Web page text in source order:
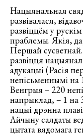
Нацыянальная
развівалася,
развіццём у
праблемы. Якія,
Першай
развіцця
адукацыі (Расія
непісьменнымі на
Венгрыя – 220
напрыклад, – 1 на
нацыі дрэнна
Айчыну салдаты
цытата вядомага